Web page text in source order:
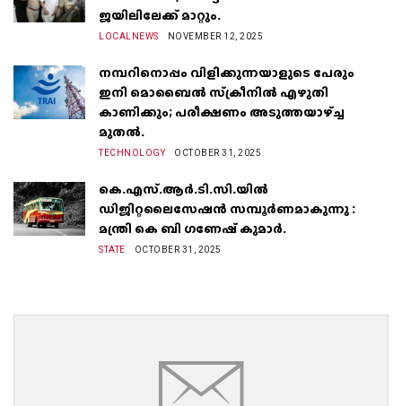
ജയിലിലേക്ക് മാറ്റും.
LOCALNEWS NOVEMBER 12, 2025
നമ്പറിനൊപ്പം വിളിക്കുന്നയാളുടെ പേരും
ഇനി മൊബൈൽ സ്‌ക്രീനില്‍ എഴുതി
കാണിക്കും; പരീക്ഷണം അടുത്തയാഴ്‌ച്ച
മുതല്‍.
TECHNOLOGY OCTOBER 31, 2025
കെ.എസ്.ആർ.ടി.സി.യിൽ
ഡിജിറ്റലൈസേഷൻ സമ്പൂർണമാകുന്നു :
മന്ത്രി കെ ബി ഗണേഷ് കുമാർ.
STATE OCTOBER 31, 2025